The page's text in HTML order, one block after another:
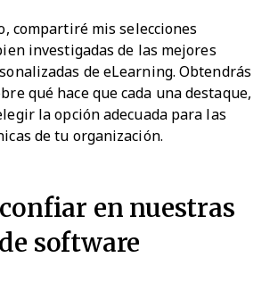
compartiré mis selecciones
investigadas de las mejores
de eLearning. Obtendrás
qué hace que cada una destaque,
la opción adecuada para las
de tu organización.
en nuestras
software